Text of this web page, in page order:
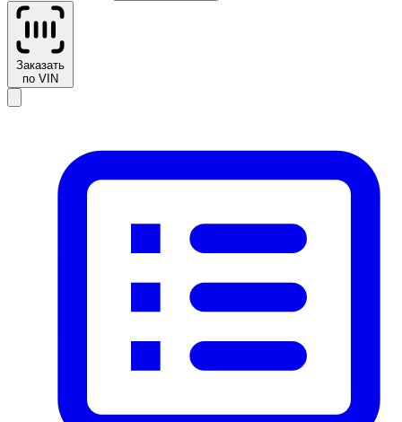
Заказать
по VIN